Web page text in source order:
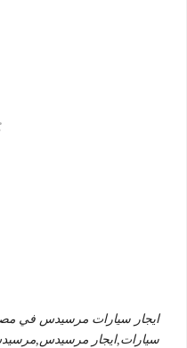
ايجار سيارات مرسيدس في
سيارات,ايجار